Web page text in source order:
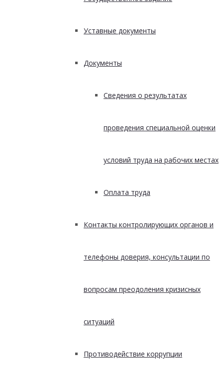
Уставные документы
Документы
Сведения о результатах
проведения специальной оценки
условий труда на рабочих местах
Оплата труда
Контакты контролирующих органов и
телефоны доверия, консультации по
вопросам преодоления кризисных
ситуаций
Противодействие коррупции